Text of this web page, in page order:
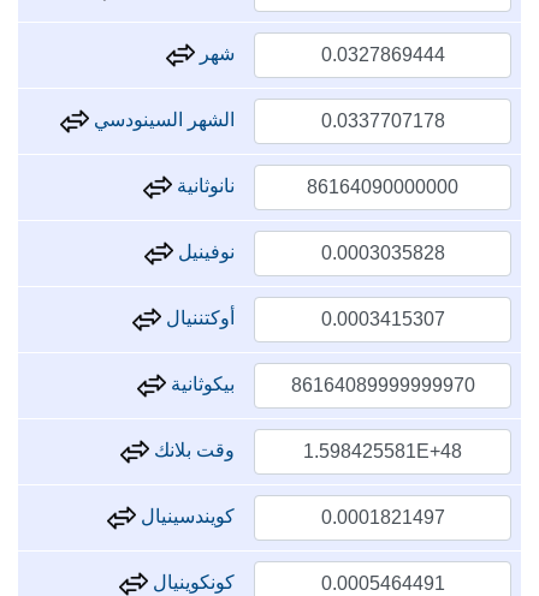
شهر
الشهر السينودسي
نانوثانية
نوفينيل
أوكتننيال
بيكوثانية
وقت بلانك
كويندسينيال
كونكوينيال